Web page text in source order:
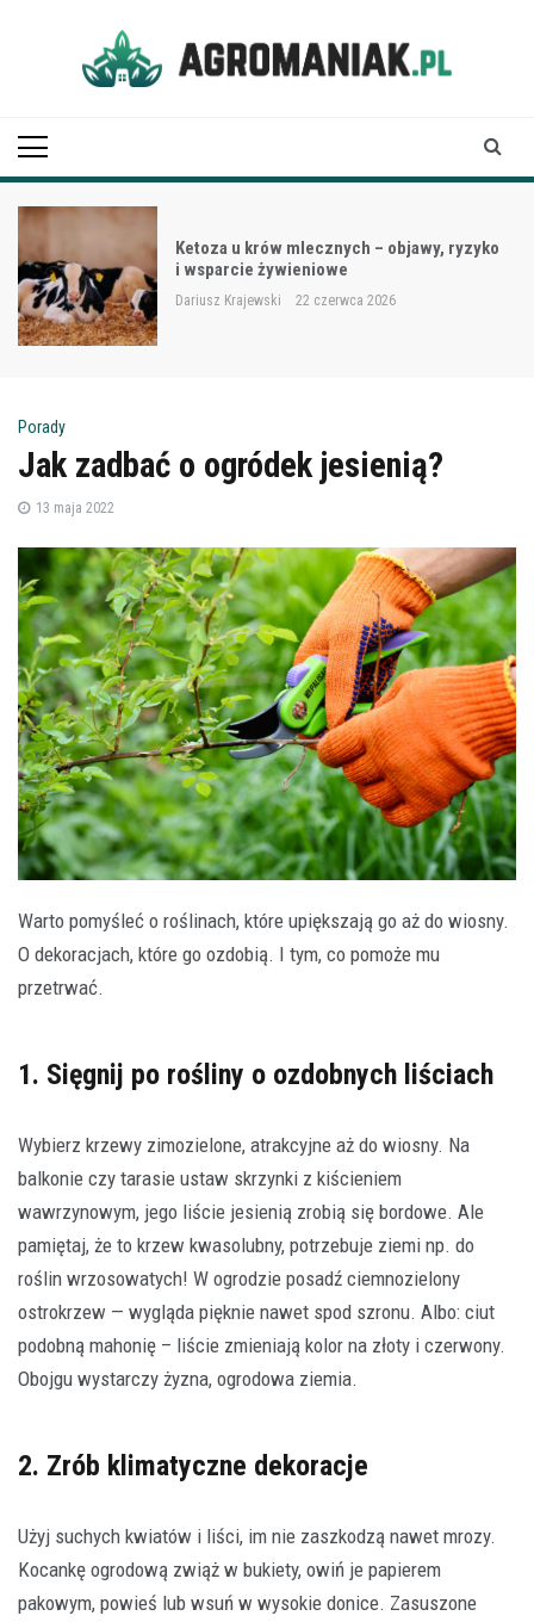
Ketoza u krów mlecznych – objawy, ryzyko
i wsparcie żywieniowe
Dariusz Krajewski 22 czerwca 2026
Porady
Jak zadbać o ogródek jesienią?
13 maja 2022
Warto pomyśleć o roślinach, które upiększają go aż do wiosny.
O dekoracjach, które go ozdobią. I tym, co pomoże mu
przetrwać.
1. Sięgnij po rośliny o ozdobnych liściach
Wybierz krzewy zimozielone, atrakcyjne aż do wiosny. Na
balkonie czy tarasie ustaw skrzynki z kiścieniem
wawrzynowym, jego liście jesienią zrobią się bordowe. Ale
pamiętaj, że to krzew kwasolubny, potrzebuje ziemi np. do
roślin wrzosowatych! W ogrodzie posadź ciemnozielony
ostrokrzew — wygląda pięknie nawet spod szronu. Albo: ciut
podobną mahonię – liście zmieniają kolor na złoty i czerwony.
Obojgu wystarczy żyzna, ogrodowa ziemia.
2. Zrób klimatyczne dekoracje
Użyj suchych kwiatów i liści, im nie zaszkodzą nawet mrozy.
Kocankę ogrodową zwiąż w bukiety, owiń je papierem
pakowym, powieś lub wsuń w wysokie donice. Zasuszone